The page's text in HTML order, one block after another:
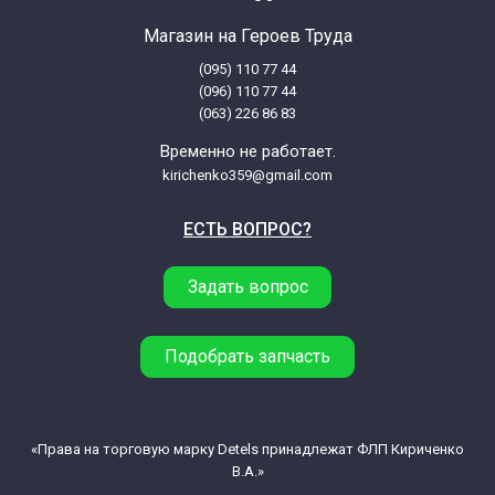
Miele GALA GRANDE XL W1960
Miele HOME CARE W1730
Miele HomeCare
Miele KOMFORT W1713
Miele Meteor 1000 W1514
Miele METEOR 4000 W4164
Магазин на Героев Труда
(095) 110 77 44
(096) 110 77 44
(063) 226 86 83
Временно не работает.
kirichenko359@gmail.com
ЕСТЬ ВОПРОС?
Задать вопрос
Подобрать запчасть
«Права на торговую марку Detels принадлежат ФЛП Кириченко
В.А.»